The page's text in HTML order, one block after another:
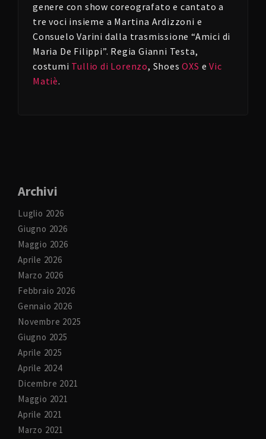
genere con show coreografato e cantato a
tre voci insieme a Martina Ardizzoni e
Consuelo Varini dalla trasmissione “Amici di
Maria De Filippi”. Regia Gianni Testa,
costumi Tullio di Lorenzo, ShoesOXS eVic
Matiè.
Archivi
Luglio 2026
Giugno 2026
Maggio 2026
Aprile 2026
Marzo 2026
Febbraio 2026
Gennaio 2026
Novembre 2025
Giugno 2025
Aprile 2025
Aprile 2024
Dicembre 2021
Maggio 2021
Aprile 2021
Marzo 2021